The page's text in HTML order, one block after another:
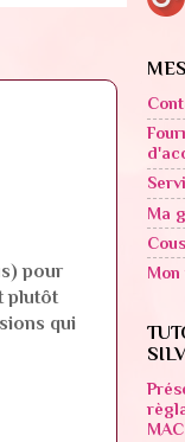
pour
plutôt
qui
Ma